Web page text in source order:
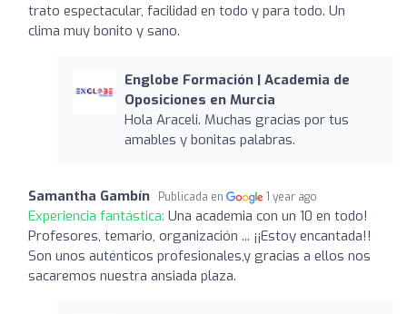
trato espectacular, facilidad en todo y para todo. Un
clima muy bonito y sano.
Englobe Formación | Academia de
Oposiciones en Murcia
Hola Araceli. Muchas gracias por tus
amables y bonitas palabras.
Samantha Gambín Publicada en 1 year ago
Experiencia fantástica: Una academia con un 10 en todo!
Profesores, temario, organización ... ¡¡Estoy encantada!!
Son unos auténticos profesionales,y gracias a ellos nos
sacaremos nuestra ansiada plaza.